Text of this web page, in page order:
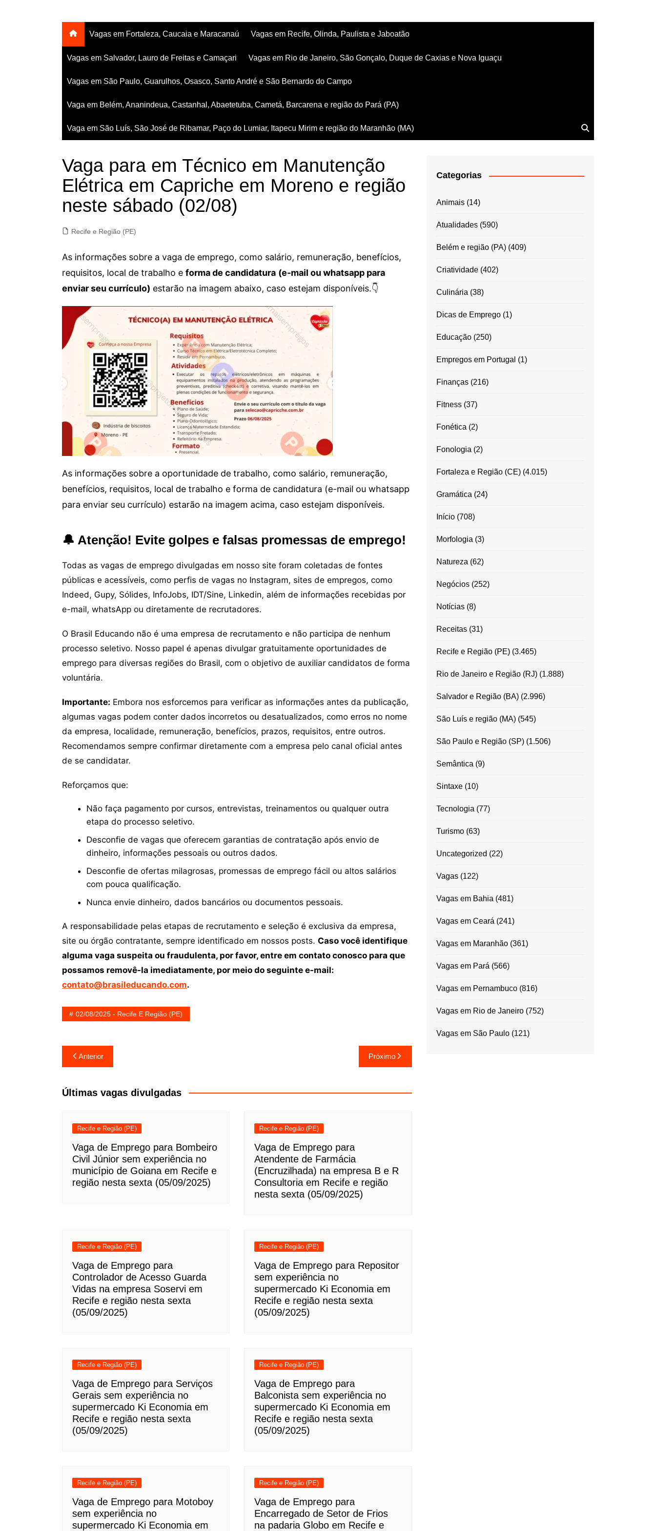
Vagas em Fortaleza, Caucaia e Maracanaú Vagas em Recife, Olinda, Paulista e Jaboatão
Vagas em Salvador, Lauro de Freitas e Camaçari Vagas em Rio de Janeiro, São Gonçalo, Duque de Caxias e Nova Iguaçu
Vagas em São Paulo, Guarulhos, Osasco, Santo André e São Bernardo do Campo
Vaga em Belém, Ananindeua, Castanhal, Abaetetuba, Cametá, Barcarena e região do Pará (PA)
Vaga em São Luís, São José de Ribamar, Paço do Lumiar, Itapecu Mirim e região do Maranhão (MA)
Vaga para em Técnico em Manutenção
Elétrica em Capriche em Moreno e região
neste sábado (02/08)
Recife e Região (PE)
As informações sobre a vaga de emprego, como salário, remuneração, benefícios,
requisitos, local de trabalho e forma de candidatura (e-mail ou whatsapp para
enviar seu currículo) estarão na imagem abaixo, caso estejam disponíveis.👇
As informações sobre a oportunidade de trabalho, como salário, remuneração,
benefícios, requisitos, local de trabalho e forma de candidatura (e-mail ou whatsapp
para enviar seu currículo) estarão na imagem acima, caso estejam disponíveis.
🔔 Atenção! Evite golpes e falsas promessas de emprego!
Todas as vagas de emprego divulgadas em nosso site foram coletadas de fontes
públicas e acessíveis, como perfis de vagas no Instagram, sites de empregos, como
Indeed, Gupy, Sólides, InfoJobs, IDT/Sine, Linkedin, além de informações recebidas por
e-mail, whatsApp ou diretamente de recrutadores.
O Brasil Educando não é uma empresa de recrutamento e não participa de nenhum
processo seletivo. Nosso papel é apenas divulgar gratuitamente oportunidades de
emprego para diversas regiões do Brasil, com o objetivo de auxiliar candidatos de forma
voluntária.
Importante: Embora nos esforcemos para verificar as informações antes da publicação,
algumas vagas podem conter dados incorretos ou desatualizados, como erros no nome
da empresa, localidade, remuneração, benefícios, prazos, requisitos, entre outros.
Recomendamos sempre confirmar diretamente com a empresa pelo canal oficial antes
de se candidatar.
Reforçamos que:
Não faça pagamento por cursos, entrevistas, treinamentos ou qualquer outra
etapa do processo seletivo.
Desconfie de vagas que oferecem garantias de contratação após envio de
dinheiro, informações pessoais ou outros dados.
Desconfie de ofertas milagrosas, promessas de emprego fácil ou altos salários
com pouca qualificação.
Nunca envie dinheiro, dados bancários ou documentos pessoais.
A responsabilidade pelas etapas de recrutamento e seleção é exclusiva da empresa,
site ou órgão contratante, sempre identificado em nossos posts. Caso você identifique
alguma vaga suspeita ou fraudulenta, por favor, entre em contato conosco para que
possamos removê-la imediatamente, por meio do seguinte e-mail:
contato@brasileducando.com.
02/08/2025 - Recife E Região (PE)
Navegação
de
Post
Anterior Próximo
Últimas vagas divulgadas
Recife e Região (PE)
Vaga de Emprego para Bombeiro
Civil Júnior sem experiência no
município de Goiana em Recife e
região nesta sexta (05/09/2025)
Recife e Região (PE)
Vaga de Emprego para
Atendente de Farmácia
(Encruzilhada) na empresa B e R
Consultoria em Recife e região
nesta sexta (05/09/2025)
Recife e Região (PE)
Vaga de Emprego para
Controlador de Acesso Guarda
Vidas na empresa Soservi em
Recife e região nesta sexta
(05/09/2025)
Recife e Região (PE)
Vaga de Emprego para Repositor
sem experiência no
supermercado Ki Economia em
Recife e região nesta sexta
(05/09/2025)
Recife e Região (PE)
Vaga de Emprego para Serviços
Gerais sem experiência no
supermercado Ki Economia em
Recife e região nesta sexta
(05/09/2025)
Recife e Região (PE)
Vaga de Emprego para
Balconista sem experiência no
supermercado Ki Economia em
Recife e região nesta sexta
(05/09/2025)
Recife e Região (PE)
Vaga de Emprego para Motoboy
sem experiência no
supermercado Ki Economia em
Recife e Região (PE)
Vaga de Emprego para
Encarregado de Setor de Frios
na padaria Globo em Recife e
Categorias
Animais(14)
Atualidades(590)
Belém e região (PA)(409)
Criatividade(402)
Culinária (38)
Dicas de Emprego(1)
Educação(250)
Empregos em Portugal (1)
Finanças(216)
Fitness(37)
Fonética (2)
Fonologia (2)
Fortaleza e Região (CE)(4.015)
Gramática (24)
Início(708)
Morfologia (3)
Natureza (62)
Negócios(252)
Notícias(8)
Receitas(31)
Recife e Região (PE)(3.465)
Rio de Janeiro e Região (RJ)(1.888)
Salvador e Região (BA)(2.996)
São Luís e região (MA)(545)
São Paulo e Região (SP)(1.506)
Semântica (9)
Sintaxe(10)
Tecnologia (77)
Turismo(63)
Uncategorized (22)
Vagas(122)
Vagas em Bahia (481)
Vagas em Ceará (241)
Vagas em Maranhão(361)
Vagas em Pará (566)
Vagas em Pernambuco(816)
Vagas em Rio de Janeiro(752)
Vagas em São Paulo(121)